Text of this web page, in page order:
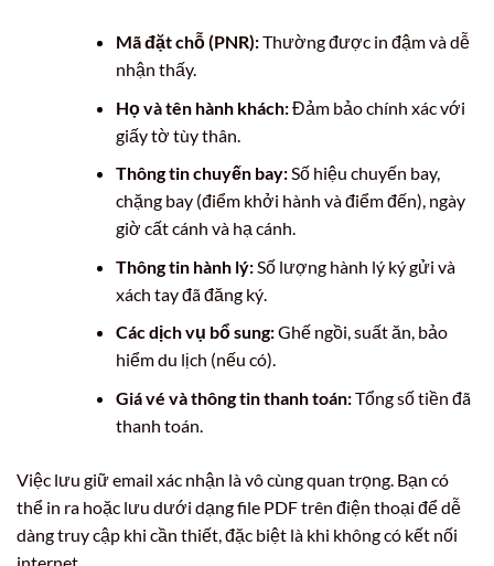
Mã đặt chỗ (PNR):Thường được in đậm và dễ
nhận thấy.
Họ và tên hành khách:Đảm bảo chính xác với
giấy tờ tùy thân.
Thông tin chuyến bay:Số hiệu chuyến bay,
chặng bay (điểm khởi hành và điểm đến), ngày
giờ cất cánh và hạ cánh.
Thông tin hành lý:Số lượng hành lý ký gửi và
xách tay đã đăng ký.
Các dịch vụ bổ sung:Ghế ngồi, suất ăn, bảo
hiểm du lịch (nếu có).
Giá vé và thông tin thanh toán:Tổng số tiền đã
thanh toán.
Việc lưu giữ email xác nhận là vô cùng quan trọng. Bạn có
thể in ra hoặc lưu dưới dạng file PDF trên điện thoại để dễ
dàng truy cập khi cần thiết, đặc biệt là khi không có kết nối